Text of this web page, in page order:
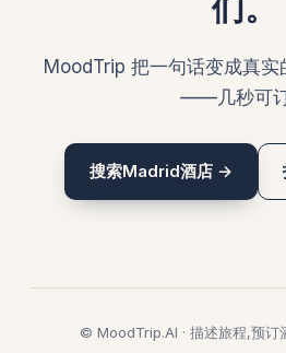
们。
MoodTrip 把一句话变成真实
——几秒可订
搜索Madrid酒店 →
© MoodTrip.AI · 描述旅程,预订